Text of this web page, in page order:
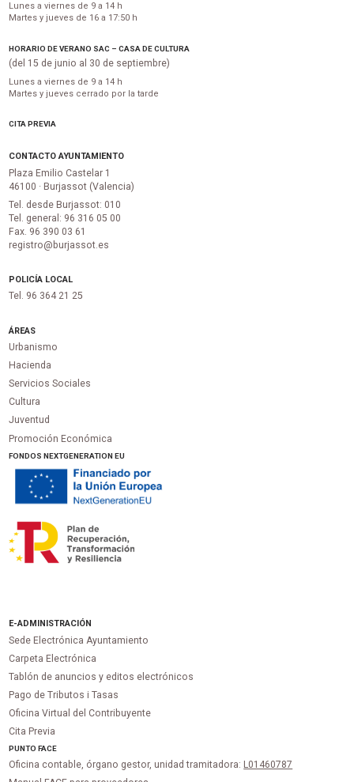
Lunes a viernes de 9 a 14 h
Martes y jueves de 16 a 17:50 h
HORARIO DE VERANO SAC – CASA DE CULTURA
(del 15 de junio al 30 de septiembre)
Lunes a viernes de 9 a 14 h
Martes y jueves cerrado por la tarde
CITA PREVIA
CONTACTO AYUNTAMIENTO
Plaza Emilio Castelar 1
46100 · Burjassot (Valencia)
Tel. desde Burjassot: 010
Tel. general: 96 316 05 00
Fax. 96 390 03 61
registro@burjassot.es
POLICÍA LOCAL
Tel. 96 364 21 25
ÁREAS
Urbanismo
Hacienda
Servicios Sociales
Cultura
Juventud
Promoción Económica
FONDOS NEXTGENERATION EU
E-ADMINISTRACIÓN
Sede Electrónica Ayuntamiento
Carpeta Electrónica
Tablón de anuncios y editos electrónicos
Pago de Tributos i Tasas
Oficina Virtual del Contribuyente
Cita Previa
PUNTOFACE
Oficina contable, órgano gestor, unidad tramitadora: L01460787